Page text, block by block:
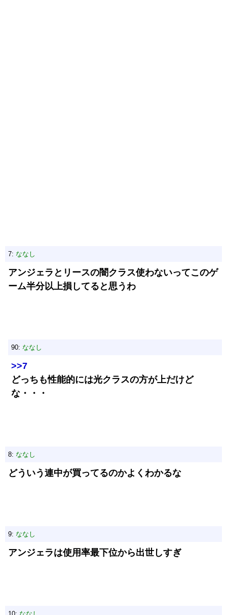
7: ななし
アンジェラとリースの闇クラス使わないってこのゲ
ーム半分以上損してると思うわ
90: ななし
>>7
どっちも性能的には光クラスの方が上だけど
な・・・
8: ななし
どういう連中が買ってるのかよくわかるな
9: ななし
アンジェラは使用率最下位から出世しすぎ